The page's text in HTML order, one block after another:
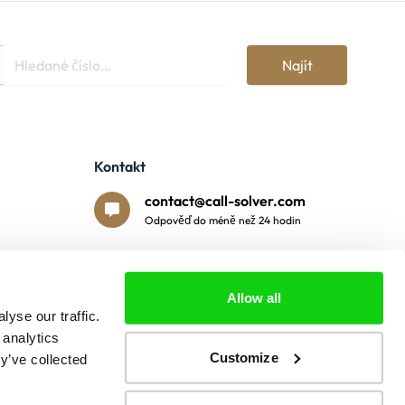
our traffic.
collected
Allow all
Customize
Najít
Kontakt
contact@call-solver.com
Odpověď do méně než 24 hodin
Bezpečné platby